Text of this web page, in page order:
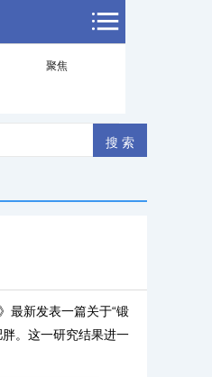
聚焦
最新发表一篇关于“锻
。这一研究结果进一